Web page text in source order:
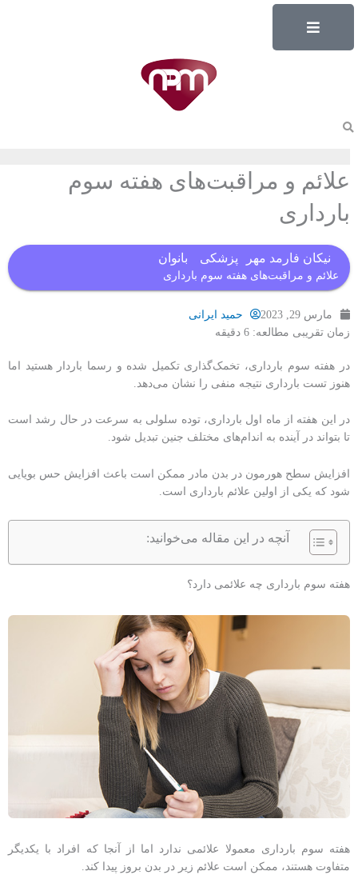
رفتن
علائم و مراقبت‌های هفته سوم
بارداری
نیکان فارمد مهر پزشکی بانوان
علائم و مراقبت‌های هفته سوم بارداری
مارس 29, 2023
حمید ایرانی
زمان تقریبی مطالعه: 6 دقیقه
در هفته سوم بارداری، تخمک‌گذاری تکمیل شده و رسما باردار هستید اما
هنوز تست بارداری نتیجه منفی را نشان می‌دهد.
در این هفته از ماه اول بارداری، توده سلولی به سرعت در حال رشد است
تا بتواند در آینده به اندام‌های مختلف جنین تبدیل شود.
افزایش سطح هورمون در بدن مادر ممکن است باعث افزایش حس بویایی
شود که یکی از اولین علائم بارداری است.
آنچه در این مقاله می‌خوانید:
هفته سوم بارداری چه علائمی دارد؟
هفته سوم بارداری معمولا علائمی ندارد اما از آنجا که افراد با یکدیگر
متفاوت هستند، ممکن است علائم زیر در بدن بروز پیدا کند.